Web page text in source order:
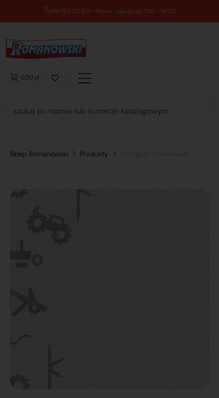
89 762 00 69 - Pomoc zakupowa 7:00 - 16:00
0,00 zł
Sklep Romanowski Produkty